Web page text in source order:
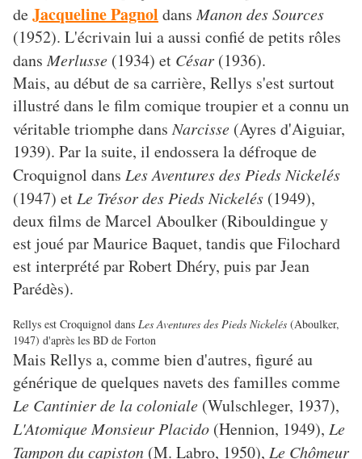
deJacqueline Pagnol dansManon des Sources
(1952). L'écrivain lui a aussi confié de petits rôles
dansMerlusse (1934) et César (1936).
Mais, au début de sa carrière, Rellys s'est surtout
illustré dans le film comique troupier et a connu un
véritable triomphe dansNarcisse (Ayres d'Aiguiar,
1939). Par la suite, il endossera la défroque de
Croquignol dans Les Aventures des Pieds Nickelés
(1947) et Le Trésor des Pieds Nickelés (1949),
deux films de Marcel Aboulker (Ribouldingue y
est joué par Maurice Baquet, tandis que Filochard
est interprété par Robert Dhéry, puis par Jean
Parédès).
Rellys est Croquignol dans Les Aventures des Pieds Nickelés (Aboulker,
1947) d'après les BD de Forton
Mais Rellys a, comme bien d'autres, figuré au
générique de quelques navets des familles comme
Le Cantinier de la coloniale (Wulschleger, 1937),
L'Atomique Monsieur Placido (Hennion, 1949), Le
Tampon du capiston (M. Labro, 1950), Le Chômeur